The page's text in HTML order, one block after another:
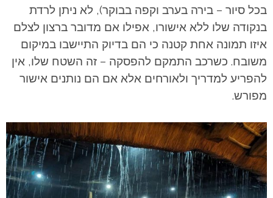
בכל סיור – בירה בערב וקפה בבוקר), לא ניתן לרדת
בנקודה שלו ללא אישורו, אפילו אם מדובר ברצון לצלם
איזו תמונה אחת קטנה כי הם בדיוק התיישבו במיקום
משובח. כשרכב התמקם להפסקה – זה השטח שלו, אין
להפריע למדריך ולאורחים אלא אם הם נותנים אישור
מפורש.